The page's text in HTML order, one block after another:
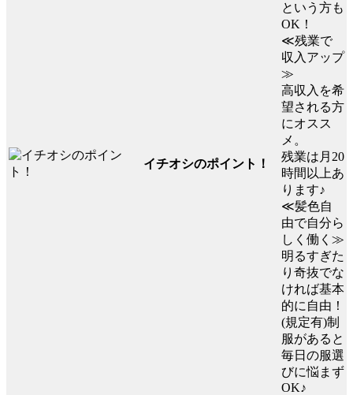
イチオシのポイント！
という方も
OK！
≪残業で
収入アップ
≫
高収入を希
望される方
にオスス
メ。
残業は月20
時間以上あ
ります♪
≪髪色自
由で自分ら
しく働く≫
明るすぎた
り奇抜でな
ければ基本
的に自由！
(規定有)制
服があると
毎日の服選
びに悩まず
OK♪